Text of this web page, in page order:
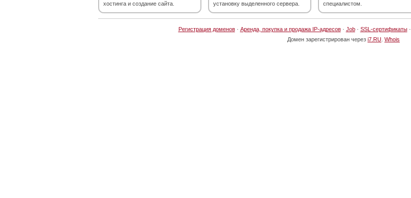
хостинга и создание сайта.
установку выделенного сервера.
специалистом.
Регистрация доменов· Аренда, покупка и продажа IP-адресов· Job· SSL-сертификаты·
Домен зарегистрирован через i7.RU Whois